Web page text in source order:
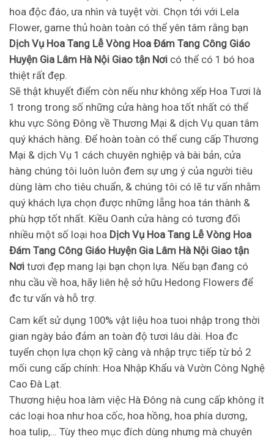
hoa độc đáo, ưa nhìn và tuyệt vời. Chọn tới với Lela
Flower, game thủ hoàn toàn có thể yên tâm rằng bạn
Dịch Vụ Hoa Tang Lễ Vòng Hoa Đám Tang Công Giáo
Huyện Gia Lâm Hà Nội Giao tận Nơi có thể có 1 bó hoa
thiệt rất đẹp.
Sẽ thật khuyết điểm còn nếu như không xếp Hoa Tươi là
1 trong trong số những cửa hàng hoa tốt nhất có thể
khu vực Sông Đông về Thương Mại & dịch Vụ quan tâm
quý khách hàng. Để hoàn toàn có thể cung cấp Thương
Mại & dịch Vụ 1 cách chuyên nghiệp và bài bản, cửa
hàng chúng tôi luôn luôn đem sự ưng ý của người tiêu
dùng làm cho tiêu chuẩn, & chúng tôi có lẽ tư vấn nhằm
quý khách lựa chọn được những lẵng hoa tán thành &
phù hợp tốt nhất. Kiều Oanh cửa hàng có tương đối
nhiều một số loại hoa Dịch Vụ Hoa Tang Lễ Vòng Hoa
Đám Tang Công Giáo Huyện Gia Lâm Hà Nội Giao tận
Nơi tươi đẹp mang lại bạn chọn lựa. Nếu bạn đang có
nhu cầu về hoa, hãy liên hệ sở hữu Hedong Flowers để
đc tư vấn và hỗ trợ.
Cam kết sử dụng 100% vật liệu hoa tuoi nhập trong thời
gian ngày bảo đảm an toàn độ tươi lâu dài. Hoa đc
tuyển chọn lựa chọn kỹ càng và nhập trực tiếp từ bỏ 2
mối cung cấp chính: Hoa Nhập Khẩu và Vườn Công Nghệ
Cao Đà Lạt.
Thương hiệu hoa làm việc Hà Đông nà cung cấp không ít
các loại hoa như hoa cốc, hoa hồng, hoa phía dương,
hoa tulip,… Tùy theo mục đích dùng nhưng mà chuyên